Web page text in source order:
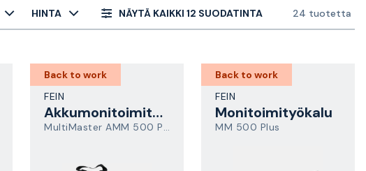
HINTA NÄYTÄ KAIKKI 12 SUODATINTA 24 tuotetta
Back to work
FEIN
Akkumonitoimityökalu
MultiMaster AMM 500 Plus
Back to work
FEIN
Monitoimityökalu
MM 500 Plus